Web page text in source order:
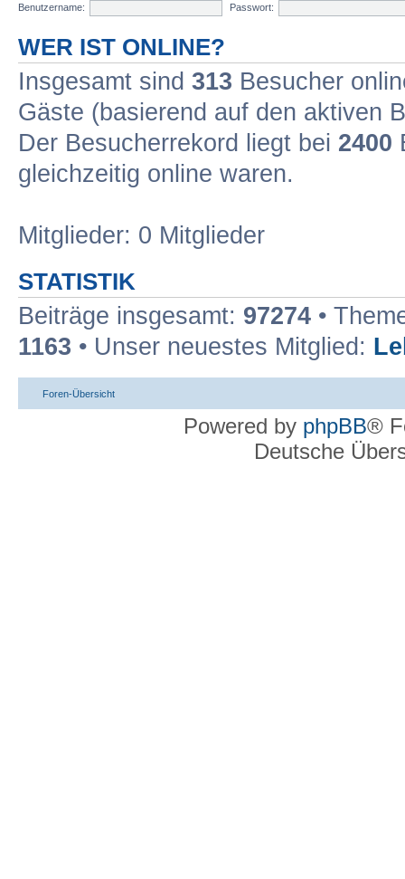
Benutzername:
Passwort:
WER IST ONLINE?
Insgesamt sind 313 Besucher
Gäste (basierend auf den aktiven
Der Besucherrekord liegt bei 2400
gleichzeitig online waren.
Mitglieder: 0 Mitglieder
STATISTIK
Beiträge insgesamt: 97274 •
1163 • Unser neuestes Mitglied:
Foren-Übersicht
Powered by phpBB®
Deutsche